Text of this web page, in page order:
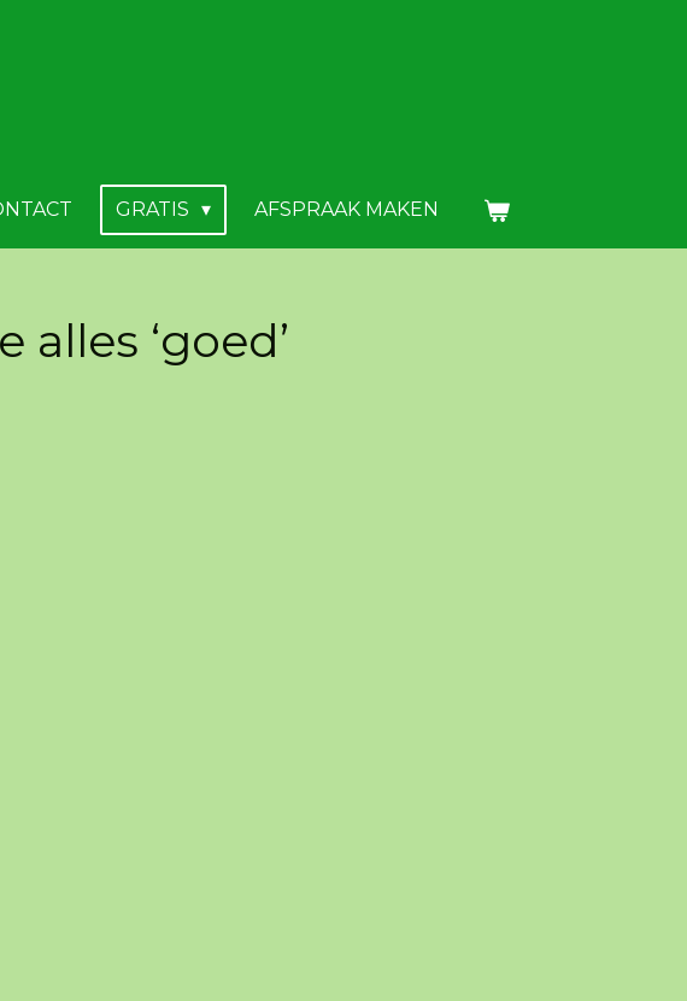
GRATIS AFSPRAAK MAKEN
‘goed’